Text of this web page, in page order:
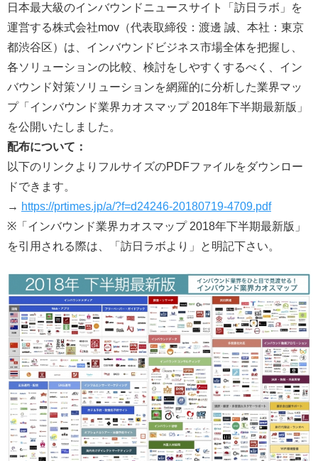
日本最大級のインバウンドニュースサイト「訪日ラボ」を
運営する株式会社mov（代表取締役：渡邊 誠、本社：東京
都渋谷区）は、インバウンドビジネス市場全体を把握し、
各ソリューションの比較、検討をしやすくするべく、イン
バウンド対策ソリューションを網羅的に分析した業界マッ
プ「インバウンド業界カオスマップ 2018年下半期最新版」
を公開いたしました。
配布について：
以下のリンクよりフルサイズのPDFファイルをダウンロー
ドできます。
→ https://prtimes.jp/a/?f=d24246-20180719-4709.pdf
※「インバウンド業界カオスマップ 2018年下半期最新版」
を引用される際は、「訪日ラボより」と明記下さい。